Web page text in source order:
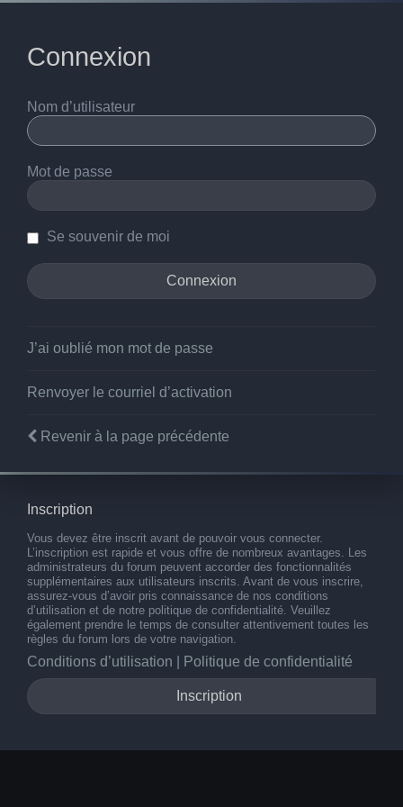
Connexion
Nom d’utilisateur
Mot de passe
Se souvenir de moi
J’ai oublié mon mot de passe
Renvoyer le courriel d’activation
Revenir à la page précédente
Inscription
Vous devez être inscrit avant de pouvoir vous connecter.
L’inscription est rapide et vous offre de nombreux avantages. Les
administrateurs du forum peuvent accorder des fonctionnalités
supplémentaires aux utilisateurs inscrits. Avant de vous inscrire,
assurez-vous d’avoir pris connaissance de nos conditions
d’utilisation et de notre politique de confidentialité. Veuillez
également prendre le temps de consulter attentivement toutes les
règles du forum lors de votre navigation.
Conditions d’utilisation Politique de confidentialité
Inscription